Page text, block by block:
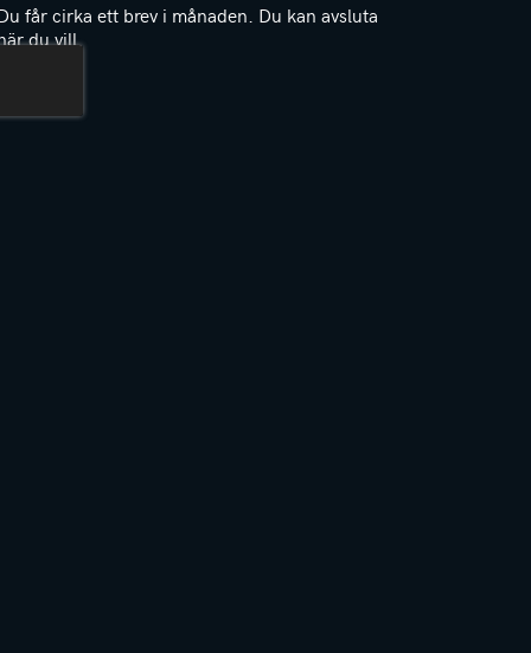
får cirka ett brev i månaden. Du kan avsluta
du vill.